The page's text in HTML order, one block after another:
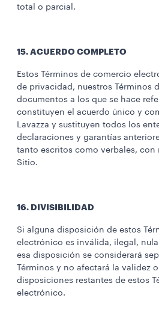
total o parcial.
15. ACUERDO COMPLETO
Estos Términos de comercio
de privacidad, nuestros Términos
documentos a los que se hace
constituyen el acuerdo único y
Lavazza y sustituyen todos los
declaraciones y garantías
tanto escritos como verbales, con
Sitio.
16. DIVISIBILIDAD
Si alguna disposición de estos
electrónico es inválida, ilegal,
esa disposición se considerará
Términos y no afectará la validez
disposiciones restantes de estos
electrónico.